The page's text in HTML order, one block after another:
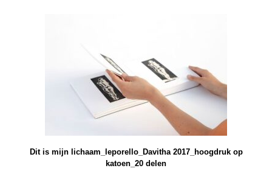
Dit is mijn lichaam_leporello_Davitha 2017_hoogdruk op
katoen_20 delen